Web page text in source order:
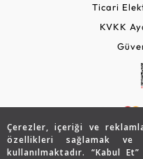
Çerezler, içeriği ve
özellikleri sağlamak
kullanılmaktadır. “Kabul
Ticari
KVKK